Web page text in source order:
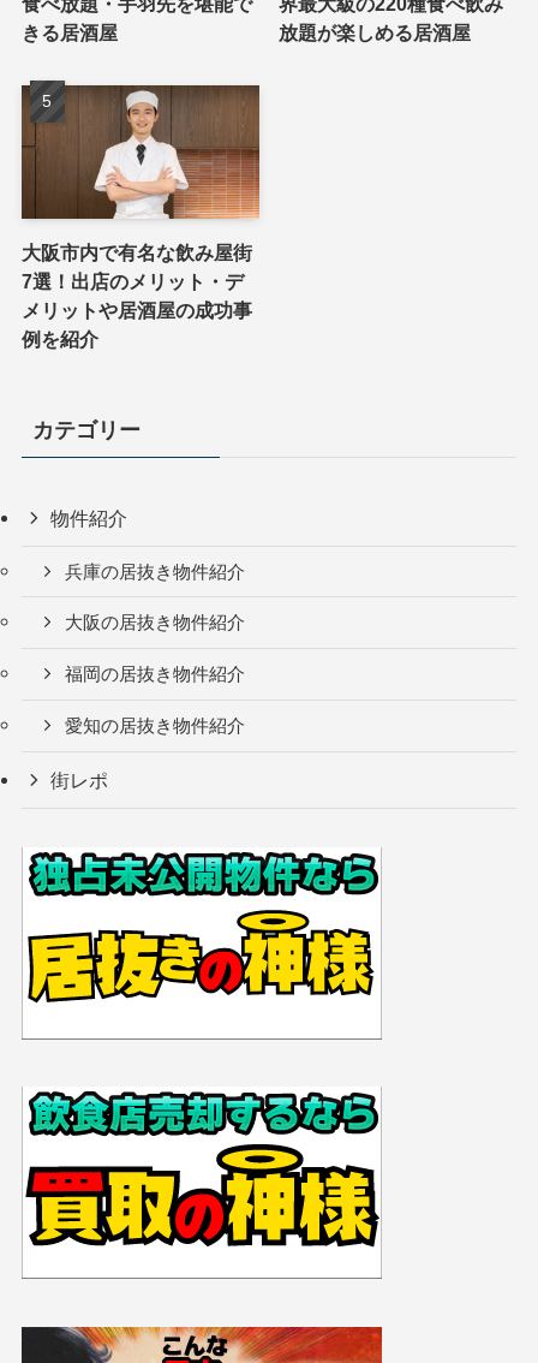
きる居酒屋
放題が楽しめる居酒屋
大阪市内で有名な飲み屋街
7選！出店のメリット・デ
メリットや居酒屋の成功事
例を紹介
カテゴリー
物件紹介
兵庫の居抜き物件紹介
大阪の居抜き物件紹介
福岡の居抜き物件紹介
愛知の居抜き物件紹介
街レポ